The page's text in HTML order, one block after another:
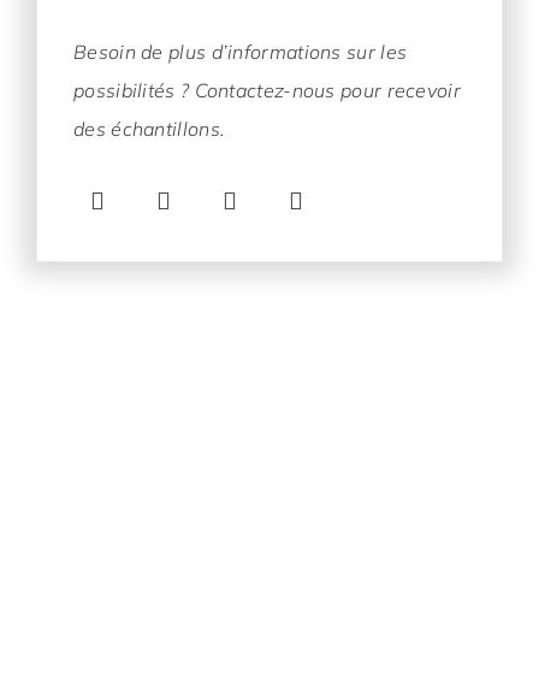
Besoin de plus d’informations sur les
possibilités ? Contactez-nous pour recevoir
des échantillons.